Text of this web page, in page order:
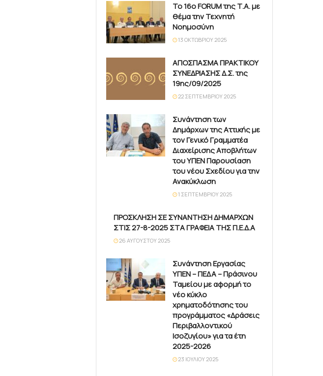
Το 16ο FORUM της Τ.Α. με
θέμα την Τεχνητή
Νοημοσύνη
13 ΟΚΤΩΒΡΊΟΥ 2025
ΑΠΟΣΠΑΣΜΑ ΠΡΑΚΤΙΚΟΥ
ΣΥΝΕΔΡΙΑΣΗΣ Δ.Σ. της
19ης/09/2025
22 ΣΕΠΤΕΜΒΡΊΟΥ 2025
Συνάντηση των
Δημάρχων της Αττικής με
τον Γενικό Γραμματέα
Διαχείρισης Αποβλήτων
του ΥΠΕΝ Παρουσίαση
του νέου Σχεδίου για την
Ανακύκλωση
1 ΣΕΠΤΕΜΒΡΊΟΥ 2025
ΠΡΟΣΚΛΗΣΗ ΣΕ ΣΥΝΑΝΤΗΣΗ ΔΗΜΑΡΧΩΝ
ΣΤΙΣ 27-8-2025 ΣΤΑ ΓΡΑΦΕΙΑ ΤΗΣ Π.Ε.Δ.Α
26 ΑΥΓΟΎΣΤΟΥ 2025
Συνάντηση Εργασίας
ΥΠΕΝ – ΠΕΔΑ – Πράσινου
Ταμείου με αφορμή το
νέο κύκλο
χρηματοδότησης του
προγράμματος «Δράσεις
Περιβαλλοντικού
Ισοζυγίου» για τα έτη
2025-2026
23 ΙΟΥΛΊΟΥ 2025